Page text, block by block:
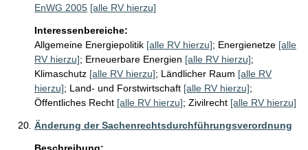
EnWG 2005 [alle RV hierzu]
Interessenbereiche:
Allgemeine Energiepolitik [alle RV hierzu]; Energienetze [alle
RV hierzu]; Erneuerbare Energien [alle RV hierzu];
Klimaschutz [alle RV hierzu]; Ländlicher Raum [alle RV
hierzu]; Land- und Forstwirtschaft [alle RV hierzu];
Öffentliches Recht [alle RV hierzu]; Zivilrecht [alle RV hierzu]
Änderung der Sachenrechtsdurchführungsverordnung